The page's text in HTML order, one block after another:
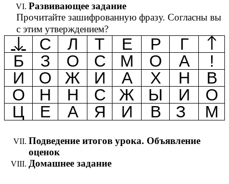
Развивающее задание
Прочитайте зашифрованную фразу. Согласны вы
с этим утверждением?
↓ С Л Т Е Р Г ↑
Б З О С М О А
!
И
О Ж И А Х Н
В
О
Н Н С Ж Ы И
О
Ц
Е А Я И В З М
Подведение итогов урока. Объявление
оценок
Домашнее задание